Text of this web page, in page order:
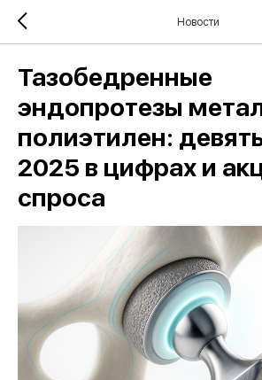
Новости
Тазобедренные
эндопротезы
полиэтилен:
2025 в цифрах и
спроса